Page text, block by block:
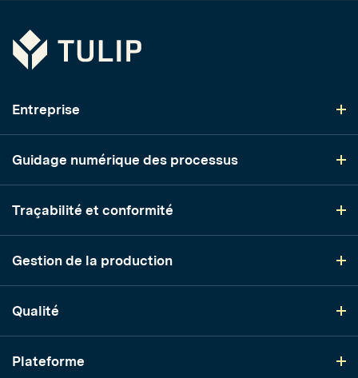
Tulip
Entreprise
Guidage numérique des processus
Traçabilité et conformité
Gestion de la production
Qualité
Plateforme